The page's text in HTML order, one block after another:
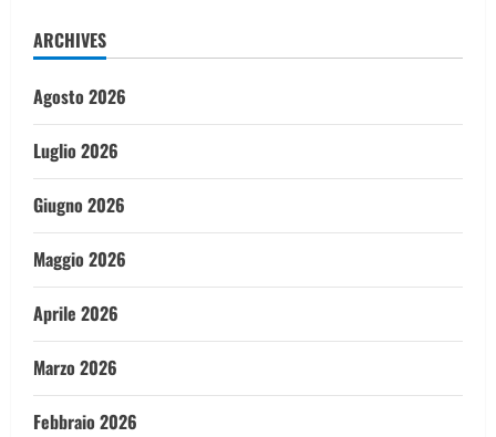
ARCHIVES
Agosto 2026
Luglio 2026
Giugno 2026
Maggio 2026
Aprile 2026
Marzo 2026
Febbraio 2026